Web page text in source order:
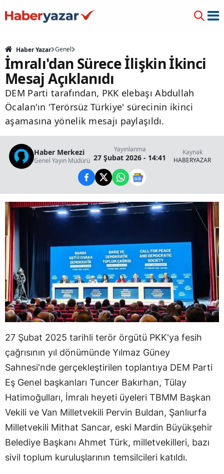
Haber Yazar Genel
İmralı'dan Sürece İlişkin İkinci
Mesaj Açıklanıdı
DEM Parti tarafından, PKK elebaşı Abdullah
Öcalan'ın 'Terörsüz Türkiye' sürecinin ikinci
aşamasına yönelik mesajı paylaşıldı.
Haber Merkezi
Genel Yayın Müdürü
Yayınlanma
27 Şubat 2026 - 14:41
Kaynak
HABERYAZAR
27 Şubat 2025 tarihli terör örgütü PKK'ya fesih
çağrısının yıl dönümünde Yılmaz Güney
Sahnesi'nde gerçekleştirilen toplantıya DEM Parti
Eş Genel başkanları Tuncer Bakırhan, Tülay
Hatimoğulları, İmralı heyeti üyeleri TBMM Başkan
Vekili ve Van Milletvekili Pervin Buldan, Şanlıurfa
Milletvekili Mithat Sancar, eski Mardin Büyükşehir
Belediye Başkanı Ahmet Türk, milletvekilleri, bazı
sivil toplum kuruluşlarının temsilcileri katıldı.